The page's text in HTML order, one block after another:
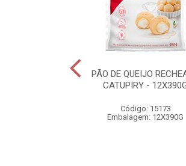
PÃO DE QUEIJO
CATUPIRY -
Código: 15173
Embalagem: 12X390G